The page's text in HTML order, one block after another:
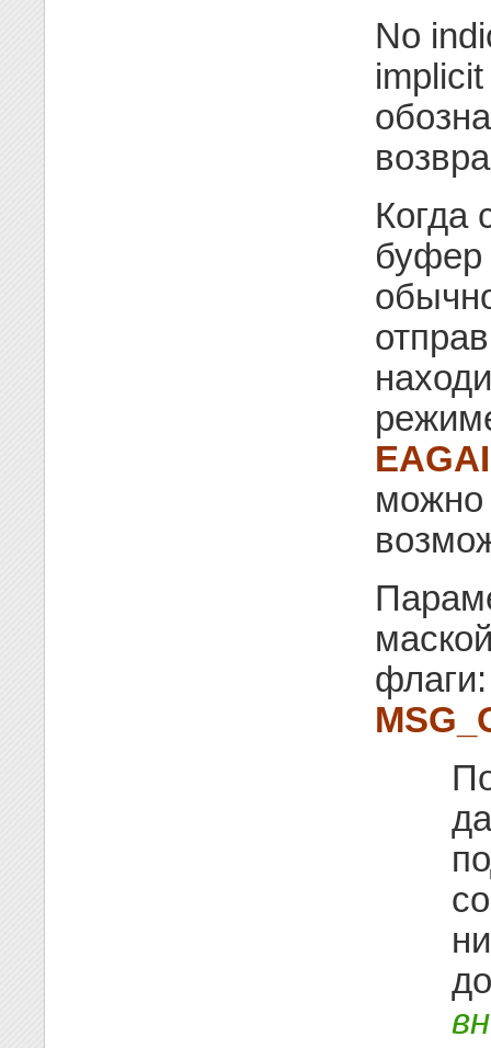
No
Когда
буфер
можно
флаги: